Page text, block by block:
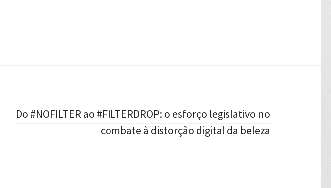
Do #NOFILTER ao #FILTERDROP: o esforço legislativo no
combate à distorção digital da beleza